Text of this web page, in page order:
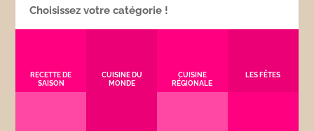
Choisissez votre catégorie !
RECETTE DE
SAISON
CUISINE DU
MONDE
CUISINE
RÉGIONALE
LES FÊTES